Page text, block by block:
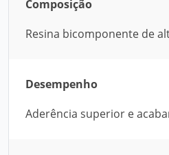
Composição
Resina bicomponente de
Desempenho
Aderência superior e